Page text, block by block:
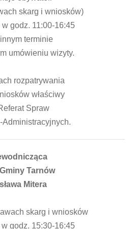
skarg i wniosków)
godz. 11:00-16:45
innym terminie
umówieniu wizyty.
rozpatrywania
właściwy
Spraw
Administracyjnych.
Tarnów
Mitera
skarg i wniosków
godz. 15:30-16:45